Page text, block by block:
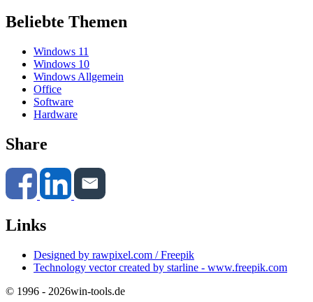
Beliebte Themen
Windows 11
Windows 10
Windows Allgemein
Office
Software
Hardware
Share
Links
Designed by rawpixel.com / Freepik
Technology vector created by starline - www.freepik.com
© 1996 - 2026win-tools.de